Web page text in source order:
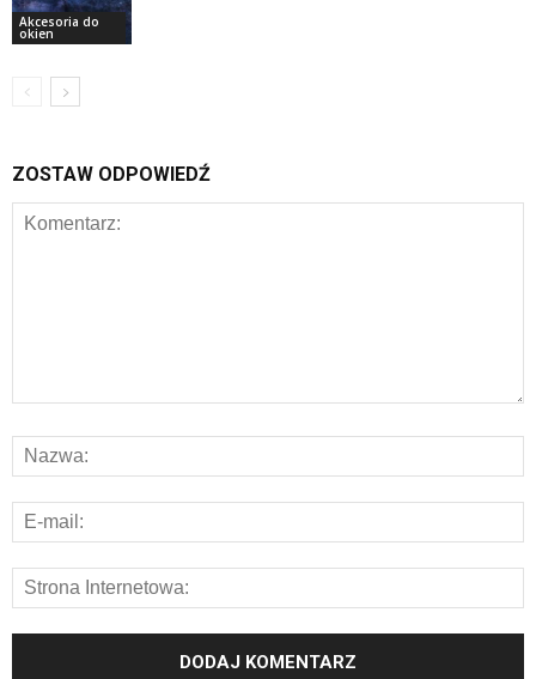
Akcesoria do
okien
ZOSTAW ODPOWIEDŹ